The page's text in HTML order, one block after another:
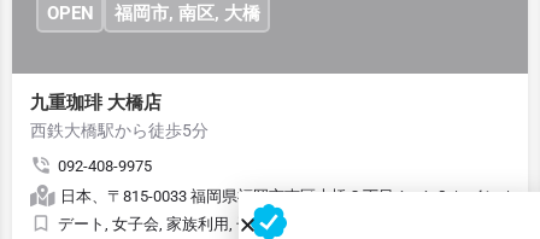
九重珈琲 大橋店
西鉄大橋駅から徒歩5分
092-408-9975
日本、〒815-0033 福岡県福岡市南区大橋２丁目１−１６ レインボー
デート, 女子会, 家族利用, 子供連れOK, 接待・会食, ランチ利用, ディ
OPEN 福岡市, 南区, 大橋